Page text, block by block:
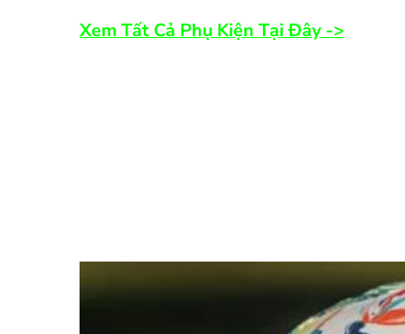
Xem Tất Cả Phụ Kiện Tại Đây ->